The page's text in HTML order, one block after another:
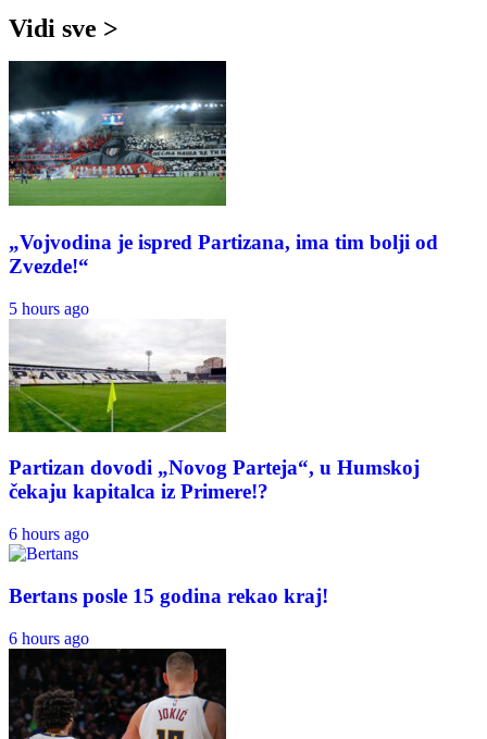
Vidi sve >
„Vojvodina je ispred Partizana, ima tim bolji od
Zvezde!“
5 hours ago
Partizan dovodi „Novog Parteja“, u Humskoj
čekaju kapitalca iz Primere!?
6 hours ago
Bertans posle 15 godina rekao kraj!
6 hours ago